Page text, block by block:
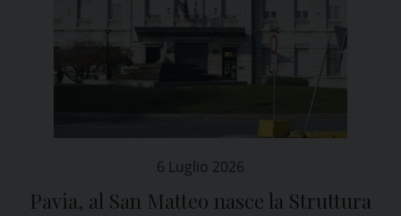
6 Luglio 2026
Pavia, al San Matteo nasce la Struttura